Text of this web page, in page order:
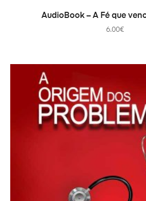
PRIDAŤ DO
AudioBook – A Fé que
6.00€